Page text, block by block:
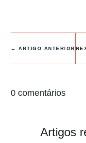
←ARTIGO ANTERIOR
0 comentários
Artigos